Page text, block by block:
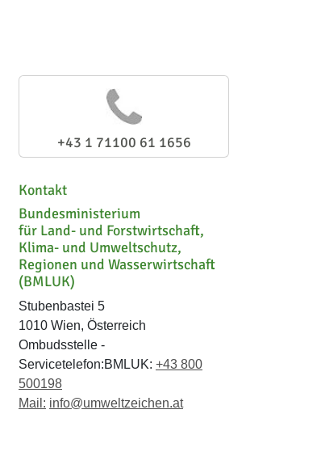
+43 1 71100 61 1656
Kontakt
Bundesministerium
für Land- und Forstwirtschaft,
Klima- und Umweltschutz,
Regionen und Wasserwirtschaft
(BMLUK)
Stubenbastei 5
1010 Wien, Österreich
Ombudsstelle -
Servicetelefon:BMLUK: +43 800
500198
Mail: info@umweltzeichen.at